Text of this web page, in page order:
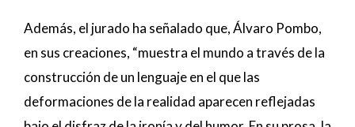
Además, el jurado ha señalado que, Álvaro Pombo,
en sus creaciones, “muestra el mundo a través de la
construcción de un lenguaje en el que las
deformaciones de la realidad aparecen reflejadas